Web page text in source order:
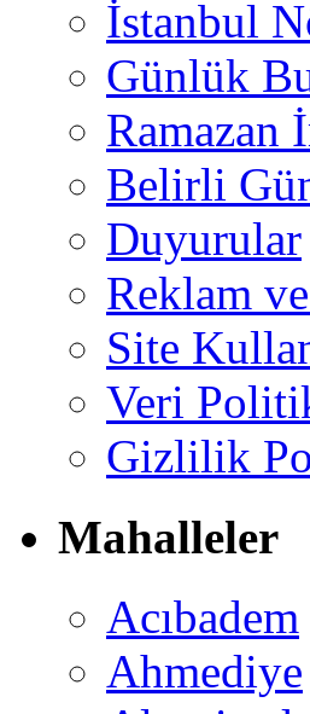
İstanbul
Günlük
Ramazan
Belirli
Duyurular
Reklam
Site
Veri
Gizlilik
Mahalleler
Acıbadem
Ahmediye